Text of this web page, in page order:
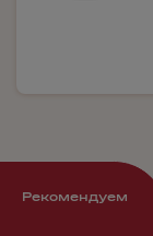
Рекомендуем